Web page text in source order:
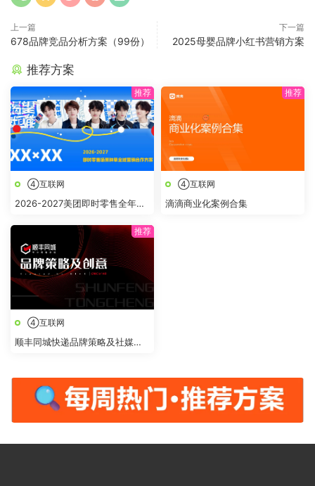
上一篇
678品牌竞品分析方案（99份）
下一篇
2025母婴品牌小红书营销方案
推荐方案
④互联网
2026-2027美团即时零售全年节
④互联网
滴滴商业化案例合集
④互联网
顺丰同城快递品牌策略及社媒创